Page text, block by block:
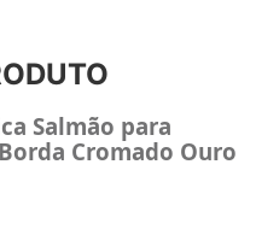
Salmão para
Cromado Ouro